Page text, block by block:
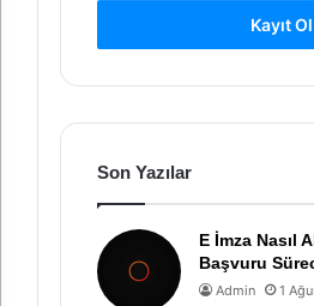
Kayıt Ol
Son Yazılar
E İmza Nasıl
Başvuru
Admin 1